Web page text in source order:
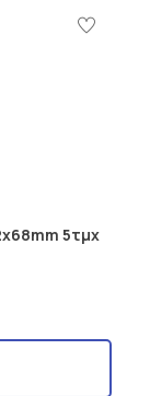
5τμχ